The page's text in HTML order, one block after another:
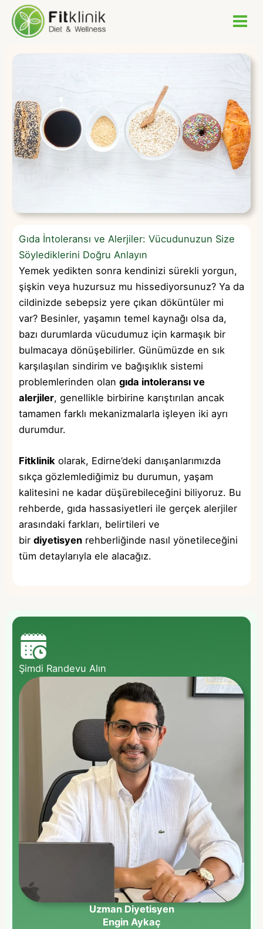
İçeriğe
atla
Gıda İntoleransı ve Alerjiler: Vücudunuzun Size
Söylediklerini Doğru Anlayın
Yemek yedikten sonra kendinizi sürekli yorgun,
şişkin veya huzursuz mu hissediyorsunuz? Ya da
cildinizde sebepsiz yere çıkan döküntüler mi
var? Besinler, yaşamın temel kaynağı olsa da,
bazı durumlarda vücudumuz için karmaşık bir
bulmacaya dönüşebilirler. Günümüzde en sık
karşılaşılan sindirim ve bağışıklık sistemi
problemlerinden olan gıda intoleransı ve
alerjiler, genellikle birbirine karıştırılan ancak
tamamen farklı mekanizmalarla işleyen iki ayrı
durumdur.
Fitklinik olarak, Edirne’deki danışanlarımızda
sıkça gözlemlediğimiz bu durumun, yaşam
kalitesini ne kadar düşürebileceğini biliyoruz. Bu
rehberde, gıda hassasiyetleri ile gerçek alerjiler
arasındaki farkları, belirtileri ve
bir diyetisyenrehberliğinde nasıl yönetileceğini
tüm detaylarıyla ele alacağız.
Şimdi Randevu Alın
Uzman Diyetisyen
Engin Aykaç